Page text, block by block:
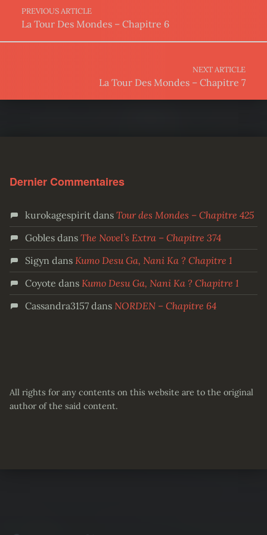
PREVIOUS ARTICLE
La Tour Des Mondes – Chapitre 6
NEXT ARTICLE
La Tour Des Mondes – Chapitre 7
Dernier Commentaires
kurokagespiritdans Tour des Mondes – Chapitre 425
Goblesdans The Novel’s Extra – Chapitre 374
Sigyn dans Kumo Desu Ga, Nani Ka ? Chapitre 1
Coyote dans Kumo Desu Ga, Nani Ka ? Chapitre 1
Cassandra3157dans NORDEN – Chapitre 64
All rights for any contents on this website are to the original
author of the said content.